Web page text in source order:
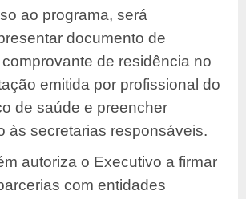
ao programa, será
documento de
de residência no
emitida por profissional do
de saúde e preencher
às secretarias responsáveis.
autoriza o Executivo a firmar
com entidades